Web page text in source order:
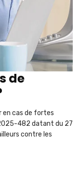
de
en cas de fortes
482 datant du 27
contre les